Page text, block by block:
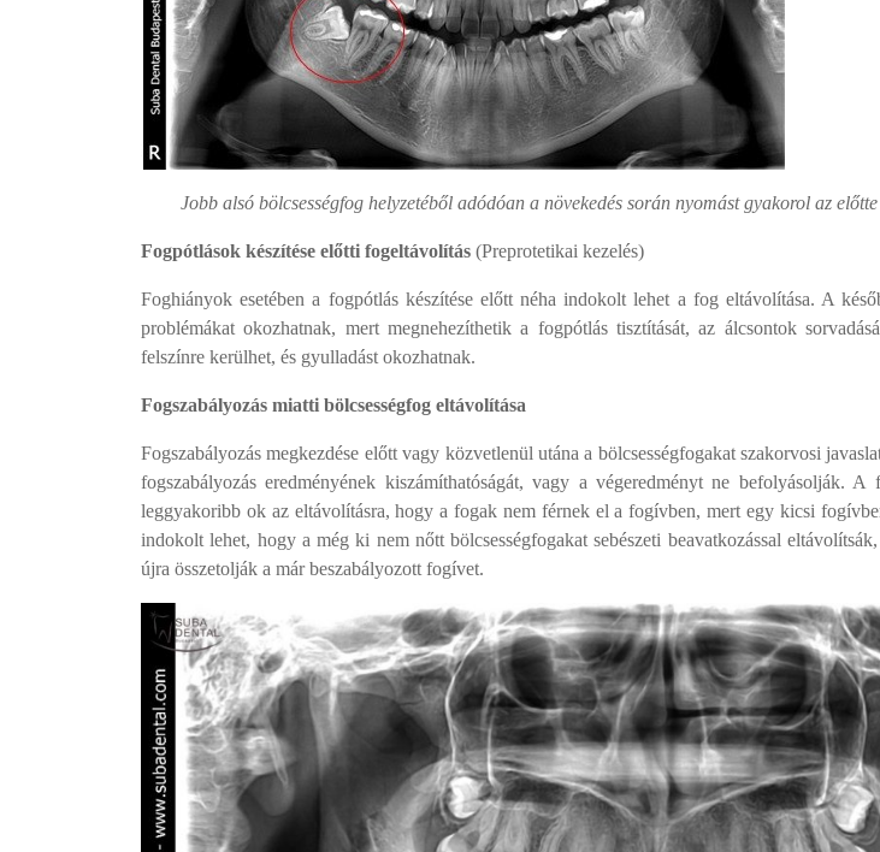
Jobb alsó bölcsességfog helyzetéből adódóan a növekedés során nyomást gyakorol az
Fogpótlások készítése előtti fogeltávolítás (Preprotetikai kezelés)
Foghiányok esetében a fogpótlás készítése előtt néha indokolt lehet a fog eltávolítása. A
problémákat okozhatnak, mert megnehezíthetik a fogpótlás tisztítását, az álcsontok
felszínre kerülhet, és gyulladást okozhatnak.
Fogszabályozás miatti bölcsességfog eltávolítása
Fogszabályozás megkezdése előtt vagy közvetlenül utána a bölcsességfogakat szakorvosi
fogszabályozás eredményének kiszámíthatóságát, vagy a végeredményt ne befolyásolják. A
leggyakoribb ok az eltávolításra, hogy a fogak nem férnek el a fogívben, mert egy kicsi
indokolt lehet, hogy a még ki nem nőtt bölcsességfogakat sebészeti beavatkozással
újra összetolják a már beszabályozott fogívet.